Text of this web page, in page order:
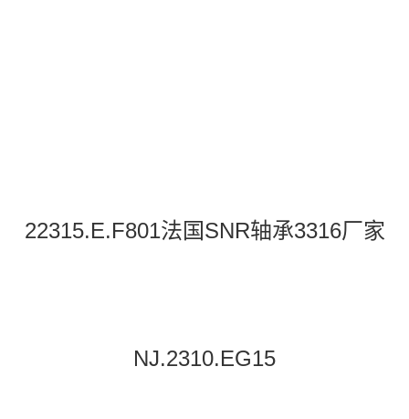
22315.E.F801法国SNR轴承3316厂家
NJ.2310.EG15